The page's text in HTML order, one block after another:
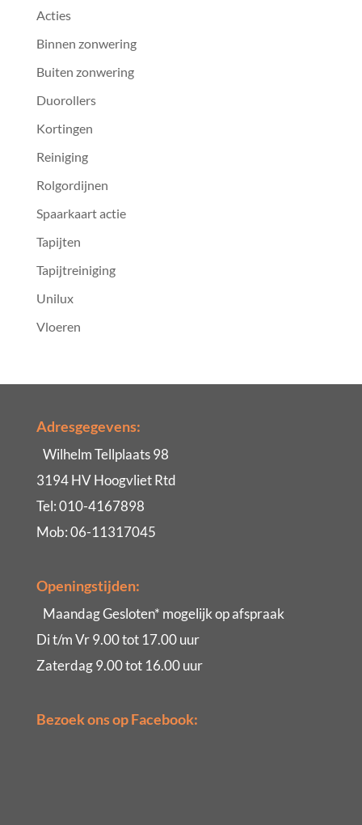
Acties
Binnen zonwering
Buiten zonwering
Duorollers
Kortingen
Reiniging
Rolgordijnen
Spaarkaart actie
Tapijten
Tapijtreiniging
Unilux
Vloeren
Adresgegevens:
Wilhelm Tellplaats 98
3194 HV Hoogvliet Rtd
Tel: 010-4167898
Mob: 06-11317045
Openingstijden:
Maandag Gesloten* mogelijk op afspraak
Di t/m Vr 9.00 tot 17.00 uur
Zaterdag 9.00 tot 16.00 uur
Bezoek ons op Facebook: